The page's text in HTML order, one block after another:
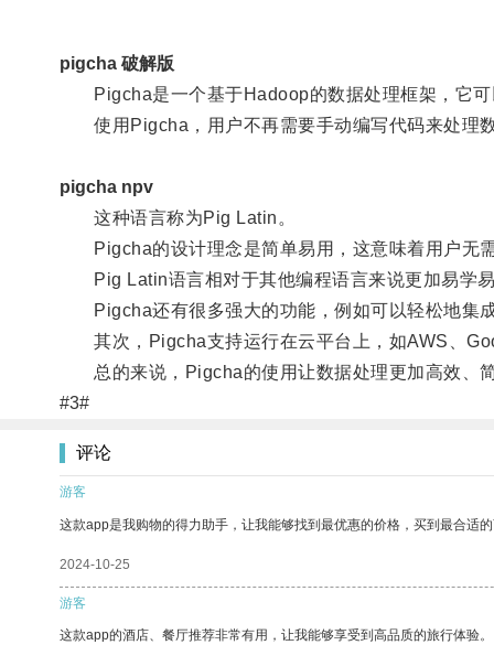
pigcha 破解版
Pigcha是一个基于Hadoop的数据处理框架，它可
使用Pigcha，用户不再需要手动编写代码来处理
pigcha npv
这种语言称为Pig Latin。
Pigcha的设计理念是简单易用，这意味着用户无
Pig Latin语言相对于其他编程语言来说更加易学易
Pigcha还有很多强大的功能，例如可以轻松地集成
其次，Pigcha支持运行在云平台上，如AWS、
总的来说，Pigcha的使用让数据处理更加高效、简
#3#
评论
游客
这款app是我购物的得力助手，让我能够找到最优惠的价格，买到最合适
2024-10-25
游客
这款app的酒店、餐厅推荐非常有用，让我能够享受到高品质的旅行体验。